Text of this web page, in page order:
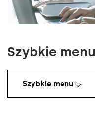
Szybkie menu
Szybkie menu